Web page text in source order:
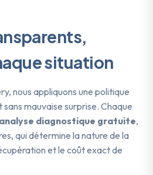
situation
nous appliquons une politique
mauvaise surprise. Chaque
analyse diagnostique gratuite,
qui détermine la nature de la
et le coût exact de